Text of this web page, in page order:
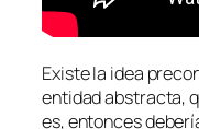
Existe la idea
en­ti­dad abs­trac­ta,
es, en­ton­ces